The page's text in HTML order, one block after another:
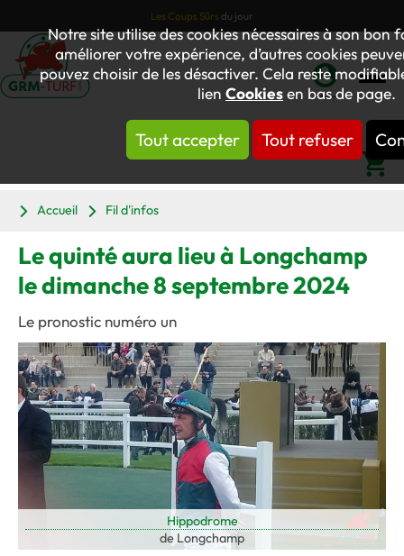
Notre site utilise des cookies nécessaires à son bon
améliorer votre expérience, d’autres cookies
pouvez choisir de les désactiver. Cela reste
lien Cookiesen bas de page.
Tout accepter Tout refuser
Les Coups Sûrs du jour
Mon
Panier
Accueil
Fil d'infos
Le quinté aura lieu à Longchamp
le dimanche 8 septembre 2024
Le pronostic numéro un
Hippodrome
de Longchamp